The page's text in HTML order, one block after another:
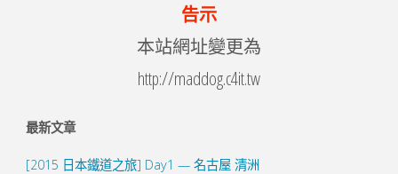
告示
本站網址變更為
http://maddog.c4it.tw
最新文章
[2015 日本鐵道之旅] Day1 — 名古屋 清洲